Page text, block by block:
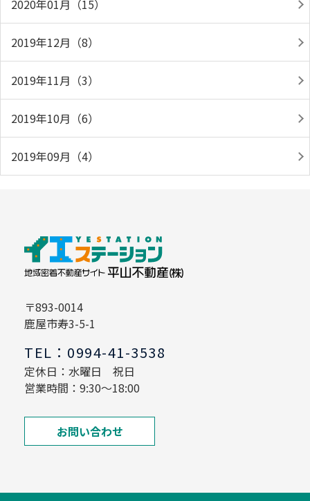
2020年01月（15）
2019年12月（8）
2019年11月（3）
2019年10月（6）
2019年09月（4）
〒893-0014
鹿屋市寿3-5-1
TEL：0994-41-3538
定休日：水曜日 祝日
営業時間：9:30～18:00
お問い合わせ